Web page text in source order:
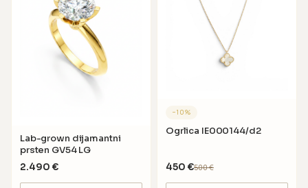
Lab-grown dijamantni
prsten GV54 LG
2.490 €
−10%
Ogrlica IE000144/d2
450 €500€